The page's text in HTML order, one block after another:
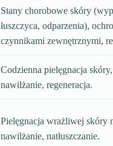
Stany chorobowe skóry
łuszczyca, odparzenia),
czynnikami zewnętrznymi,
Codzienna pielęgnacja
nawilżanie, regeneracja.
Pielęgnacja wrażliwej skóry
nawilżanie, natłuszczanie.